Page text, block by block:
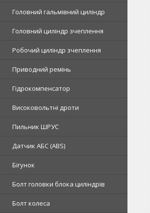
Головний гальмівний циліндр
Головний циліндр зчеплення
Робочий циліндр зчеплення
Приводний ремінь
Гідрокомпенсатор
Високовольтні дроти
Пильник ШРУС
Датчик АБС (ABS)
Бігунок
Болт головки блока циліндрів
Болт колеса